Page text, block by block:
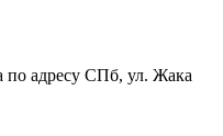
по адресу СПб, ул. Жака